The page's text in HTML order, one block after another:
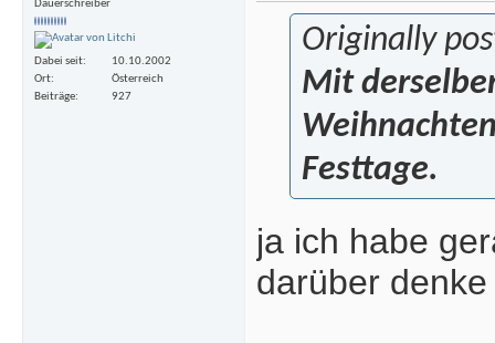
Dauerschreiber
Dabei seit
10.10.2002
Ort
Österreich
Beiträge
927
Originally
Mit
Festtage.
ja ich habe
darüber